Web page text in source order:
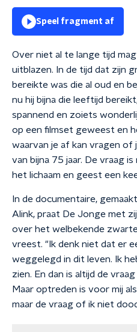
Speel fragment af
Over niet al te lange tijd
uitblazen. In de tijd dat zijn
bereikte was die al oud en
nu hij bijna die leeftijd
spannend en zoiets
op een filmset geweest en
waarvan je af kan vragen of
van bijna 75 jaar. De vraag
het lichaam en geest een
In de documentaire,
Alink, praat De Jonge met
over het welbekende
vreest. "Ik denk niet dat er
weggelegd in dit leven. Ik
zien. En dan is altijd de
Maar optreden is voor mij
maar de vraag of ik niet